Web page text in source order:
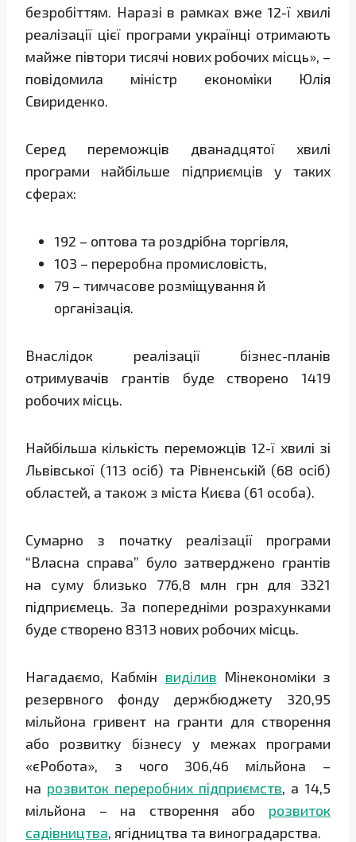
безробіттям. Наразі в рамках вже 12-ї хвилі
реалізації цієї програми українці отримають
майже півтори тисячі нових робочих місць», –
повідомила міністр економіки Юлія
Свириденко.
Серед переможців дванадцятої хвилі
програми найбільше підприємців у таких
сферах:
192 – оптова та роздрібна торгівля,
103 – переробна промисловість,
79 – тимчасове розміщування й
організація.
Внаслідок реалізації бізнес-планів
отримувачів грантів буде створено 1419
робочих місць.
Найбільша кількість переможців 12-ї хвилі зі
Львівської (113 осіб) та Рівненській (68 осіб)
областей, а також з міста Києва (61 особа).
Сумарно з початку реалізації програми
“Власна справа” було затверджено грантів
на суму близько 776,8 млн грн для 3321
підприємець. За попередніми розрахунками
буде створено 8313 нових робочих місць.
Нагадаємо, Кабмін виділив Мінекономіки з
резервного фонду держбюджету 320,95
мільйона гривент на гранти для створення
або розвитку бізнесу у межах програми
«єРобота», з чого 306,46 мільйона –
на розвиток переробних підприємств, а 14,5
мільйона – на створення або розвиток
садівництва, ягідництва та виноградарства.